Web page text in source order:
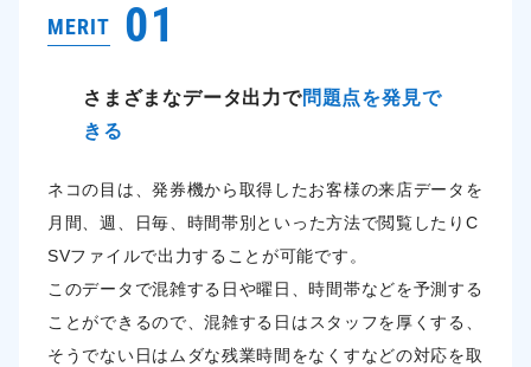
MERIT 01
さまざまなデータ出力で問題点を発見で
きる
ネコの目は、発券機から取得したお客様の来店データを
月間、週、日毎、時間帯別 といった方法で閲覧したりC
SVファイルで出力することが可能です。
このデータで混雑する日や曜日、時間帯などを予測する
ことができるので、混雑する日はスタッフを厚くする、
そうでない日はムダな残業時間をなくすなどの対応を取